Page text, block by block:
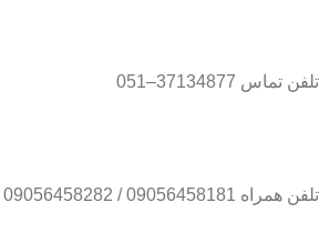
تلفن تماس 37134877–051
تلفن همراه 09056458181 / 09056458282